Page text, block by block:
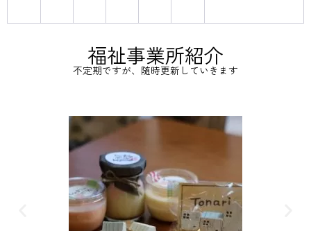
福祉事業所紹介
不定期ですが、随時更新していきます